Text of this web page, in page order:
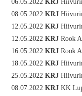
06.05.2022 KRJ
08.05.2022 KRJ
12.05.2022 KRJ
12.05.2022 KRJRook
16.05.2022 KRJRook
18.05.2022 KRJ
25.05.2022 KRJ
08.07.2022 KRJKK